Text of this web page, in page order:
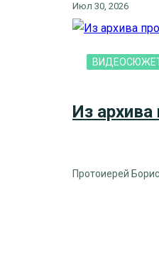
Июл 30, 2026
Из
Протоиерей